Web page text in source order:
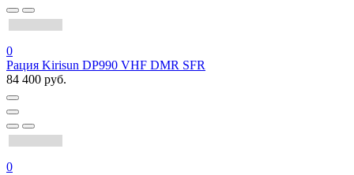
0
Рация Kirisun DP990 VHF DMR SFR
84 400 руб.
0